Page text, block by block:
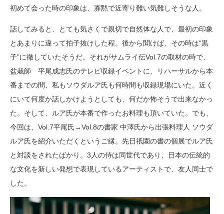
初めて会った時の印象は、寡黙で近寄り難い気難しそうな人。
話してみると、とても気さくで親切で自然体な人で、最初の印象
とあまりに違って拍子抜けした程。後から聞けば、その時は“黒
子”に徹していたそうだ。それがサムライ伝Vol.7の取材の時で、
盆栽師 平尾成志氏のテレビ収録イベントに、リハーサルから本
番までの間、私もソウダルア氏も何時間も収録現場にいた。近く
にいて何度か話しかけようとしても、何だか怖そうで出来なかっ
た。そして、ルア氏が本番で作ったお料理も頂いていた。でも、
今回は、Vol.7平尾氏→Vol.8の書家 中澤氏から出張料理人 ソウダ
ルア氏を紹介いただくというご縁。先日祇園の書の個展でルア氏
と対談をされたばかり。3人の侍は同世代であり、日本の伝統的
な文化を新しい発想で表現しているアーティストで、友人同士で
した。